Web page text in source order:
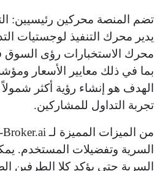
تضم المنصة محركين رئيسيين:
يدير محرك التنفيذ لوجستيات
محرك الاستخبارات رؤى السوق
بما في ذلك معايير الأسعار
الهدف هو إنشاء رؤية أكثر
تجربة التداول للمشاركين.
السرية وتفضيلات المستخدم.
السرية حتى يؤكد كلا الطرفين